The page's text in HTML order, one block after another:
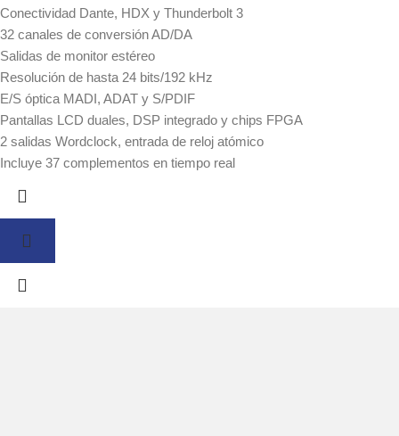
Conectividad Dante, HDX y Thunderbolt 3
32 canales de conversión AD/DA
Salidas de monitor estéreo
Resolución de hasta 24 bits/192 kHz
E/S óptica MADI, ADAT y S/PDIF
Pantallas LCD duales, DSP integrado y chips FPGA
2 salidas Wordclock, entrada de reloj atómico
Incluye 37 complementos en tiempo real